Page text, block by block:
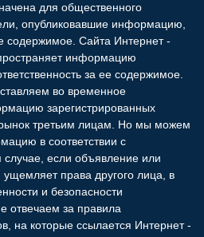
для общественного
опубликовавшие информацию,
содержимое. Сайта Интернет -
информацию
за ее содержимое.
во временное
зарегистрированных
третьим лицам. Но мы можем
в соответствии с
если объявление или
права другого лица, в
и безопасности
отвечаем за правила
на которые ссылается Интернет -